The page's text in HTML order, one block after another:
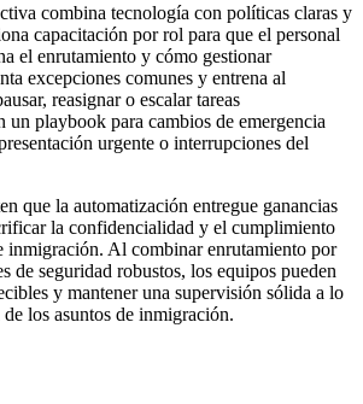
combina tecnología con políticas claras y
capacitación por rol para que el personal
el enrutamiento y cómo gestionar
excepciones comunes y entrena al
reasignar o escalar tareas
un playbook para cambios de emergencia
urgente o interrupciones del
que la automatización entregue ganancias
la confidencialidad y el cumplimiento
inmigración. Al combinar enrutamiento por
de seguridad robustos, los equipos pueden
y mantener una supervisión sólida a lo
los asuntos de inmigración.